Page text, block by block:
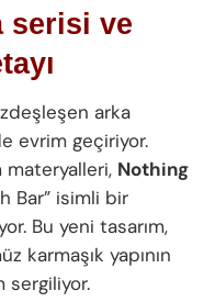
serisi ve
arka
evrim geçiriyor.
materyalleri, Nothing
Bar” isimli bir
Bu yeni tasarım,
karmaşık yapının
sergiliyor.